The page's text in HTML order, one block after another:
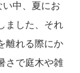
中、夏にお
ました、それ
離れる際にか
さで庭木や雑